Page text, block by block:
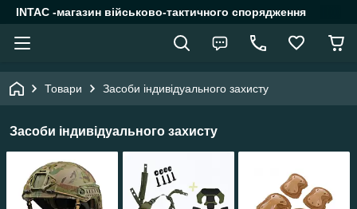
INTAC -магазин військово-тактичного спорядження
Товари Засоби індивідуального захисту
Засоби індивідуального захисту